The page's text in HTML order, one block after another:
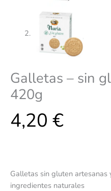
Galletas – sin
420g
4,20 €
Galletas sin gluten
ingredientes naturales